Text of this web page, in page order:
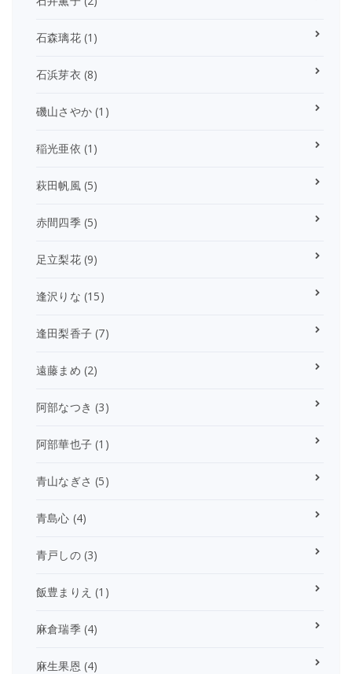
石森璃花(1)
石浜芽衣 (8)
磯山さやか (1)
稲光亜依 (1)
萩田帆風(5)
赤間四季(5)
足立梨花(9)
逢沢りな (15)
逢田梨香子 (7)
遠藤まめ (2)
阿部なつき (3)
阿部華也子 (1)
青山なぎさ (5)
青島心 (4)
青戸しの(3)
飯豊まりえ (1)
麻倉瑞季(4)
麻生果恩 (4)